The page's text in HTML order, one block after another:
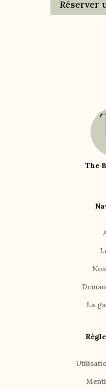
Réserver
The
La